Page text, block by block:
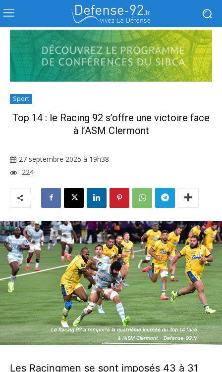
Sport
Top 14 : le Racing 92 s’offre une victoire face
à l’ASM Clermont
27 septembre 2025 à 19h38
224
Le Racing 92 a remporté la quatrième journée du Top 14 face
à l’ASM Clermont - Defense-92.fr
Le Racing 92 a remporté la quatrième journée du Top 14 face
à l’ASM Clermont - Defense-92.fr
Les Racingmen se sont imposés 43 à 31